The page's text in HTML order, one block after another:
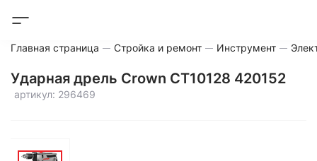
Главная страница Стройка и ремонт Инструмент
Ударная дрель Crown CT10128 420152
артикул: 296469